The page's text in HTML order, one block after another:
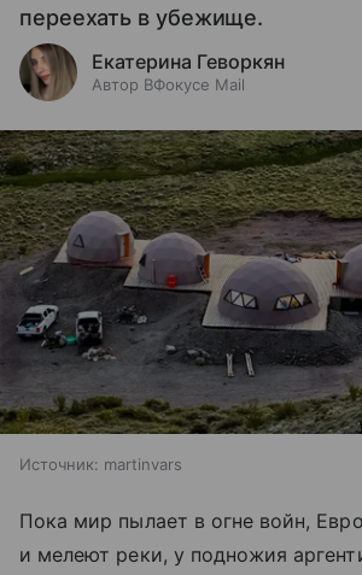
переехать в убежище.
Екатерина Геворкян
Автор ВФокусе Mail
Источник: martinvars
Пока мир пылает в огне войн,
и мелеют реки, у подножия